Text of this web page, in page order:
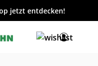
jetzt entdecken!